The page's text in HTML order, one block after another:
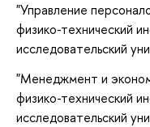
"Управление
физико-технический
исследовательский
"Менеджмент и
физико-технический
исследовательский